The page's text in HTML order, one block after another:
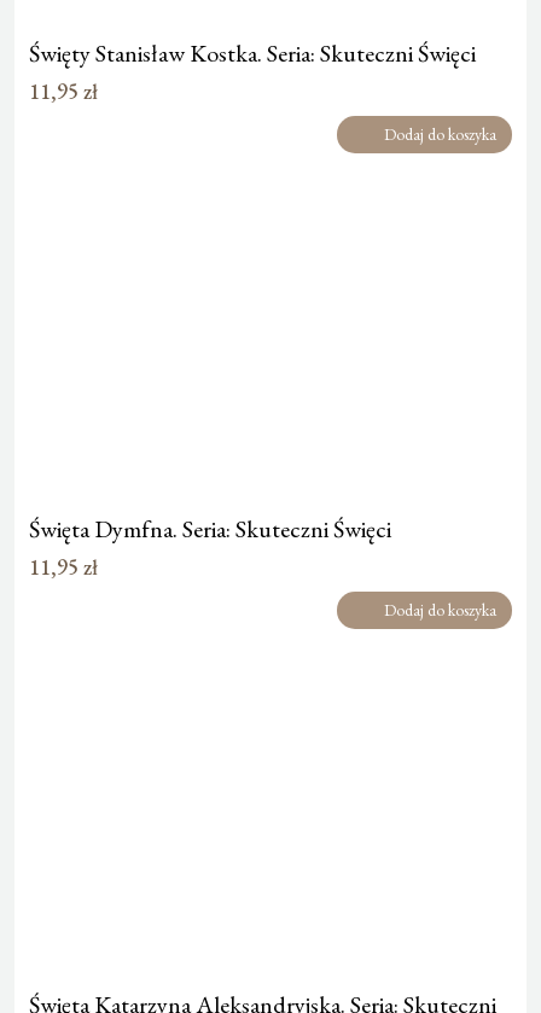
Święty Stanisław Kostka. Seria: Skuteczni Święci
11,95 zł
Dodaj do koszyka
Święta Dymfna. Seria: Skuteczni Święci
11,95 zł
Dodaj do koszyka
Święta Katarzyna Aleksandryjska. Seria: Skuteczni